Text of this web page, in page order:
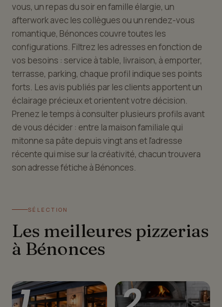
vous, un repas du soir en famille élargie, un
afterwork avec les collègues ou un rendez-vous
romantique, Bénonces couvre toutes les
configurations. Filtrez les adresses en fonction de
vos besoins : service à table, livraison, à emporter,
terrasse, parking, chaque profil indique ses points
forts. Les avis publiés par les clients apportent un
éclairage précieux et orientent votre décision.
Prenez le temps à consulter plusieurs profils avant
de vous décider : entre la maison familiale qui
mitonne sa pâte depuis vingt ans et l'adresse
récente qui mise sur la créativité, chacun trouvera
son adresse fétiche à Bénonces.
SÉLECTION
Les meilleures pizzerias
à Bénonces